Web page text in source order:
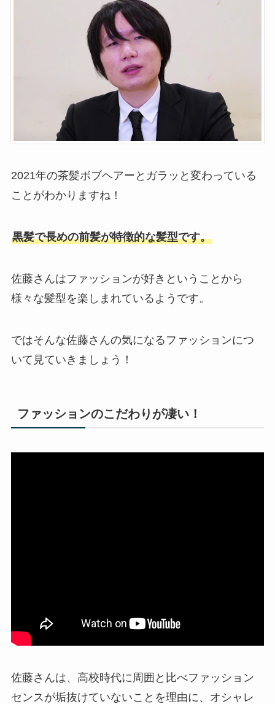
2021年の茶髪ボブヘアーとガラッと変わっている
ことがわかりますね！
黒髪で長めの前髪が特徴的な髪型です。
佐藤さんはファッションが好きということから
様々な髪型を楽しまれているようです。
ではそんな佐藤さんの気になるファッションにつ
いて見ていきましょう！
ファッションのこだわりが凄い！
佐藤さんは、高校時代に周囲と比べファッション
センスが垢抜けていないことを理由に、オシャレ